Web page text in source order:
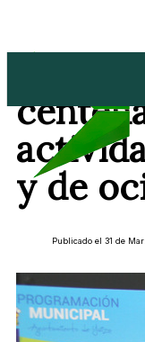
y de
Publicado el 31 de